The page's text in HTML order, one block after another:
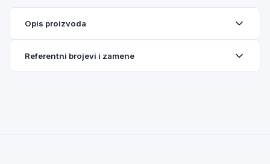
Opis proizvoda
Referentni brojevi i zamene